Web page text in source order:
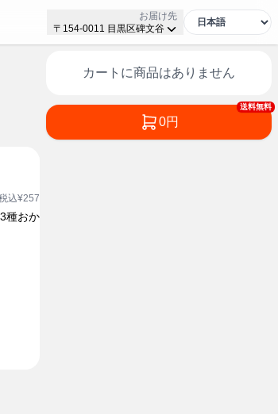
お届け先
〒154-0011 目黒区碑文谷
込¥257.04)
種おかず
カートに商品はありません
送料無料
0円